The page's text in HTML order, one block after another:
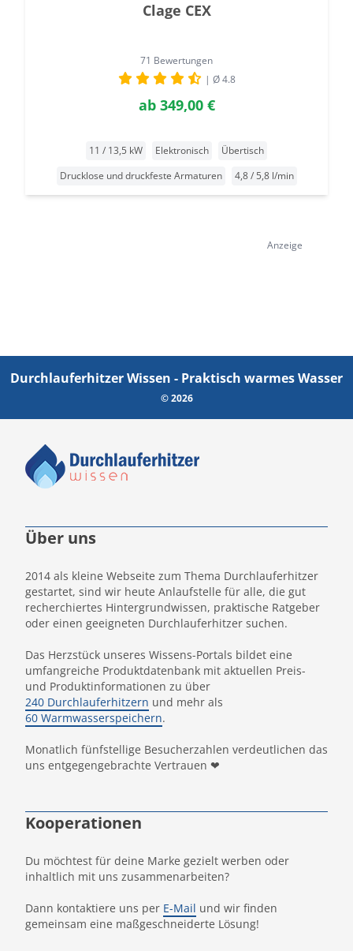
Clage CEX
71 Bewertungen
| Ø 4.8
ab349,00 €
11 / 13,5 kW Elektronisch
Übertisch
Drucklose und druckfeste Armaturen
4,8 / 5,8 l/min
Anzeige
Durchlauferhitzer Wissen - Praktisch warmes Wasser
© 2026
Über uns
2014 als kleine Webseite zum Thema Durchlauferhitzer
gestartet, sind wir heute Anlaufstelle für alle, die gut
recherchiertes Hintergrundwissen, praktische Ratgeber
oder einen geeigneten Durchlauferhitzer suchen.
Das Herzstück unseres Wissens-Portals bildet eine
umfangreiche Produktdatenbank mit aktuellen Preis-
und Produktinformationen zu über
240 Durchlauferhitzern und mehr als
60 Warmwasserspeichern.
Monatlich fünfstellige Besucherzahlen verdeutlichen das
uns entgegengebrachte Vertrauen ❤
Kooperationen
Du möchtest für deine Marke gezielt werben oder
inhaltlich mit uns zusammenarbeiten?
Dann kontaktiere uns per E-Mail und wir finden
gemeinsam eine maßgeschneiderte Lösung!